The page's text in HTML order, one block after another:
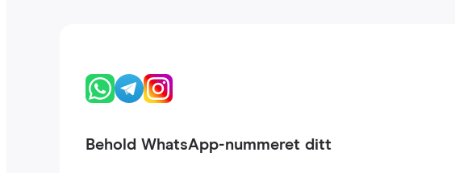
Behold WhatsApp-nummeret ditt